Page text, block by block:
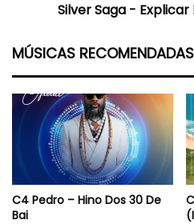
Silver Saga -
MÚSICAS
C4 Pedro – Hino Dos 30 De
Bai